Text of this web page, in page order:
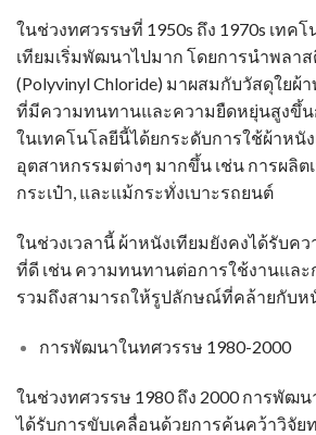
ในช่วงทศวรรษที่ 1950s ถึง 1970s เทค
เทียมเริ่มพัฒนาไปมาก โดยการนำพลาส
(Polyvinyl Chloride) มาผสมกับวัสดุใยผ้
ที่มีความทนทานและความยืดหยุ่นสูงขึ้น
ในเทคโนโลยีนี้ได้ยกระดับการใช้ผ้าหนั
อุตสาหกรรมต่างๆ มากขึ้น เช่น การผลิตเ
กระเป๋า, และแม้กระทั่งเบาะรถยนต์
ในช่วงเวลานี้ ผ้าหนังเทียมยังคงได้รับค
ที่ดี เช่น ความทนทานต่อการใช้งานและ
รวมถึงสามารถให้รูปลักษณ์ที่คล้ายกับห
การพัฒนาในทศวรรษ 1980-2000
ในช่วงทศวรรษ 1980 ถึง 2000 การพัฒ
ได้รับการขับเคลื่อนด้วยการค้นคว้าวิจัย